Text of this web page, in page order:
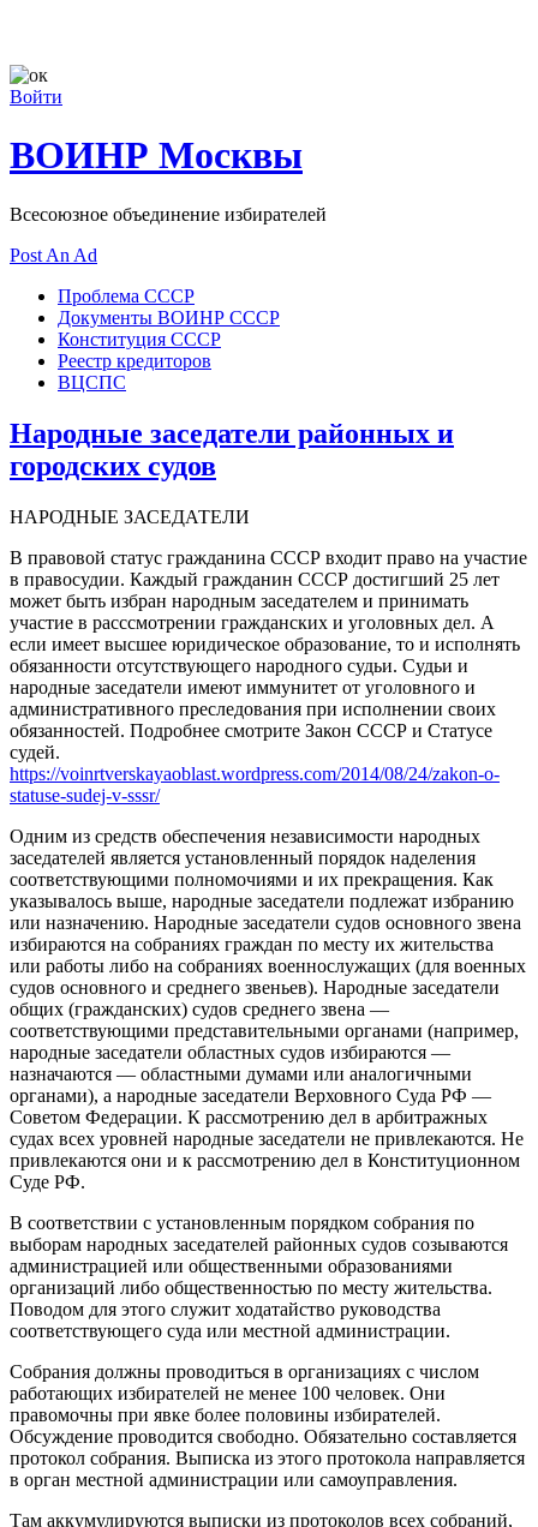
Войти
ВОИНР Москвы
Всесоюзное объединение избирателей
Post An Ad
Проблема СССР
Документы ВОИНР СССР
Конституция СССР
Реестр кредиторов
ВЦСПС
Народные заседатели районных и
городских судов
НАРОДНЫЕ ЗАСЕДАТЕЛИ
В правовой статус гражданина СССР входит право на участие
в правосудии. Каждый гражданин СССР достигший 25 лет
может быть избран народным заседателем и принимать
участие в расссмотрении гражданских и уголовных дел. А
если имеет высшее юридическое образование, то и исполнять
обязанности отсутствующего народного судьи. Судьи и
народные заседатели имеют иммунитет от уголовного и
административного преследования при исполнении своих
обязанностей. Подробнее смотрите Закон СССР и Статусе
судей.
https://voinrtverskayaoblast.wordpress.com/2014/08/24/zakon-o-
statuse-sudej-v-sssr/
Одним из средств обеспечения независимости народных
заседателей является установленный порядок наделения
соответствующими полномочиями и их прекращения. Как
указывалось выше, народные заседатели подлежат избранию
или назначению. Народные заседатели судов основного звена
избираются на собраниях граждан по месту их жительства
или работы либо на собраниях военнослужащих (для военных
судов основного и среднего звеньев). Народные заседатели
общих (гражданских) судов среднего звена —
соответствующими представительными органами (например,
народные заседатели областных судов избираются —
назначаются — областными думами или аналогичными
органами), а народные заседатели Верховного Суда РФ —
Советом Федерации. К рассмотрению дел в арбитражных
судах всех уровней народные заседатели не привлекаются. Не
привлекаются они и к рассмотрению дел в Конституционном
Суде РФ.
В соответствии с установленным порядком собрания по
выборам народных заседателей районных судов созываются
администрацией или общественными образованиями
организаций либо общественностью по месту жительства.
Поводом для этого служит ходатайство руководства
соответствующего суда или местной администрации.
Собрания должны проводиться в организациях с числом
работающих избирателей не менее 100 человек. Они
правомочны при явке более половины избирателей.
Обсуждение проводится свободно. Обязательно составляется
протокол собрания. Выписка из этого протокола направляется
в орган местной администрации или самоуправления.
Там аккумулируются выписки из протоколов всех собраний,